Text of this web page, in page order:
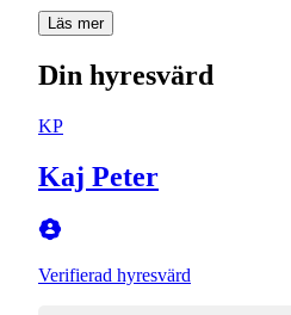
Läs mer
Din hyresvärd
KP
Kaj Peter
Verifierad hyresvärd